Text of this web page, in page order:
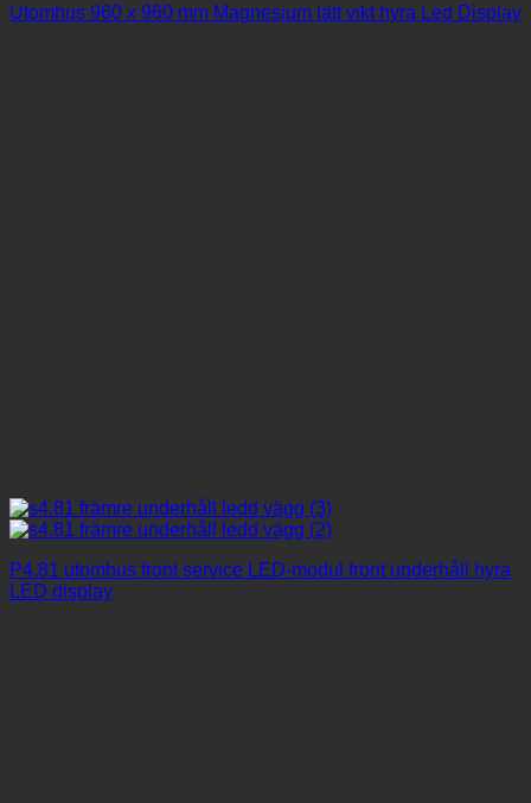
Utomhus 960 x 960 mm Magnesium lätt vikt hyra Led Display
P4.81 utomhus front service LED-modul front underhåll hyra
LED display